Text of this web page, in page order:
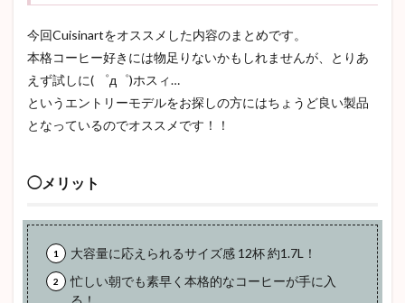
今回Cuisinartをオススメした内容のまとめです。
本格コーヒー好きには物足りないかもしれませんが、とりあ
えず試しに( ゜д゜)ホスィ…
というエントリーモデルをお探しの方にはちょうど良い製品
となっているのでオススメです！！
◯メリット
大容量に応えられるサイズ感 12杯 約1.7L！
忙しい朝でも素早く本格的なコーヒーが手に入
る！